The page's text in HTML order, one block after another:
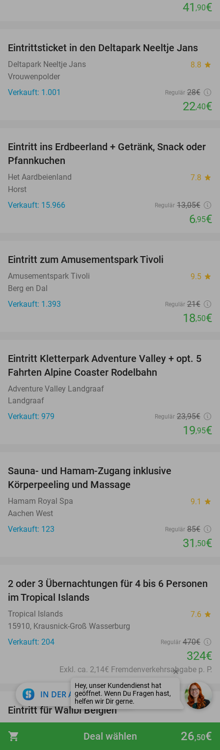
shopping_cart 26,50€
Deal wählen
41 ,90€
20%
Eintrittsticket in den Deltapark Neeltje Jans
Deltapark Neeltje Jans 8.8 star
Vrouwenpolder
Verkauft: 1.001
Regulär 28€
22,40€
47%
Eintritt ins Erdbeerland + Getränk, Snack oder
Pfannkuchen
Het Aardbeienland 7.8 star
Horst
Verkauft: 15.966
Regulär 13,05€
6,95€
Eintritt zum Amusementspark Tivoli
Amusementspark Tivoli 9.5 star
Berg en Dal
Verkauft: 1.393
Regulär 21€
18,50€
17%
Eintritt Kletterpark Adventure Valley + opt. 5
Fahrten Alpine Coaster Rodelbahn
Adventure Valley Landgraaf
Landgraaf
Verkauft: 979
Regulär 23,95€
19,95€
Sauna- und Hamam-Zugang inklusive
Körperpeeling und Massage
Hamam Royal Spa 9.1 star
Aachen West
Verkauft: 123
Regulär 85€
31 ,50€
31%
2 oder 3 Übernachtungen für 4 bis 6 Personen
im Tropical Islands
Tropical Islands 7.6 star
15910, Krausnick-Groß Wasserburg
Verkauft: 204
Regulär 470€
324€
Exkl. ca. 2,14€ Fremdenverkehrsabgabe p. P.
35%
favorite_border
Eintritt für Walibi Belgien
Wavre
IN DER APP ÖFFNEN close